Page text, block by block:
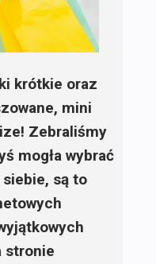
krótkie oraz
mini
Zebraliśmy
mogła wybrać
są to
stronie